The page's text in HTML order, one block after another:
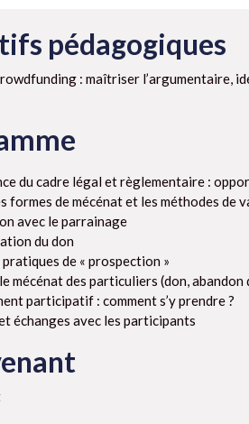
pédagogiques
: maîtriser l’argumentaire,
du cadre légal et règlementaire :
formes de mécénat et les méthodes de
avec le parrainage
du don
pratiques de « prospection »
mécénat des particuliers (don, abandon
participatif : comment s’y prendre ?
échanges avec les participants